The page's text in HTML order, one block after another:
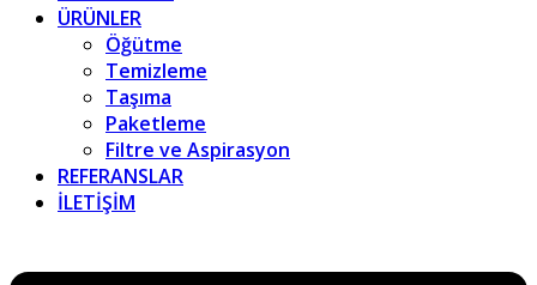
ÜRÜNLER
Öğütme
Temizleme
Taşıma
Paketleme
Filtre ve Aspirasyon
REFERANSLAR
İLETİŞİM